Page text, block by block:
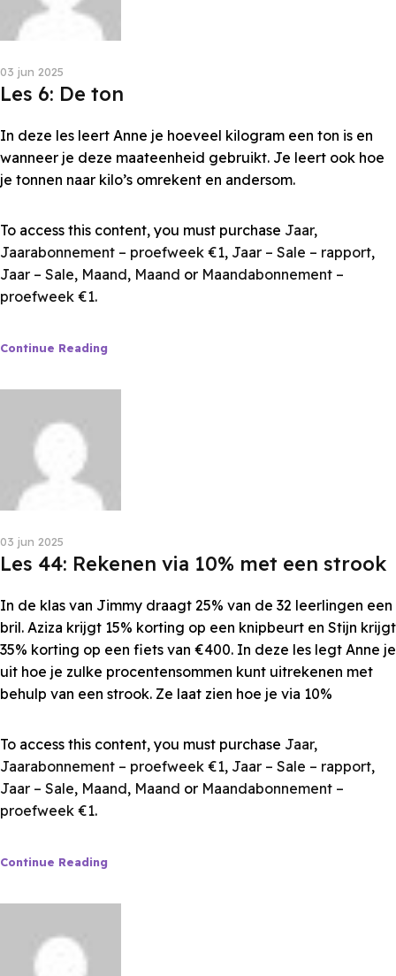
03 jun 2025
Les 6: De ton
In deze les leert Anne je hoeveel kilogram een ton is en
wanneer je deze maateenheid gebruikt. Je leert ook hoe
je tonnen naar kilo’s omrekent en andersom.
To access this content, you must purchase Jaar,
Jaarabonnement – proefweek €1, Jaar – Sale – rapport,
Jaar – Sale, Maand, Maand or Maandabonnement –
proefweek €1.
Continue Reading
03 jun 2025
Les 44: Rekenen via 10% met een strook
In de klas van Jimmy draagt 25% van de 32 leerlingen een
bril. Aziza krijgt 15% korting op een knipbeurt en Stijn krijgt
35% korting op een fiets van €400. In deze les legt Anne je
uit hoe je zulke procentensommen kunt uitrekenen met
behulp van een strook. Ze laat zien hoe je via 10%
To access this content, you must purchase Jaar,
Jaarabonnement – proefweek €1, Jaar – Sale – rapport,
Jaar – Sale, Maand, Maand or Maandabonnement –
proefweek €1.
Continue Reading